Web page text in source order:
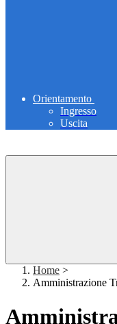
Orientamento
Ingresso
Uscita
Home >
Amministrazione